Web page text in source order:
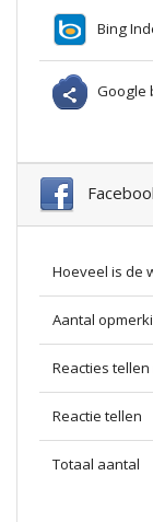
Bing
Google
Hoeveel is de
Aantal
Reacties
Reactie tellen
Totaal aantal